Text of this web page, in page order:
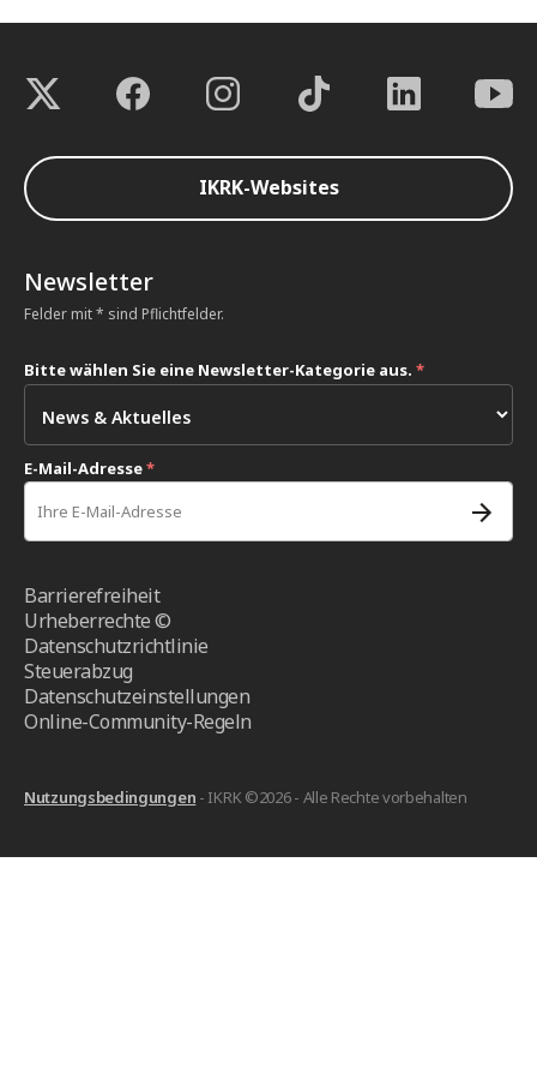
IKRK-Websites
Newsletter
Felder mit * sind Pflichtfelder.
Bitte wählen Sie eine Newsletter-Kategorie aus. *
E-Mail-Adresse*
Barrierefreiheit
Urheberrechte ©
Datenschutzrichtlinie
Steuerabzug
Datenschutzeinstellungen
Online-Community-Regeln
Nutzungsbedingungen - IKRK ©2026 - Alle Rechte vorbehalten